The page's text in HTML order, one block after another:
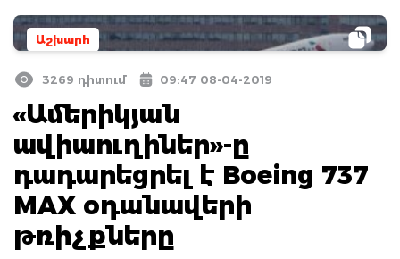
Աշխարհ
3269 դիտում 09:47 08-04-2019
«Ամերիկյան
ավիաուղիներ»-ը
դադարեցրել է Boeing 737
MAX օդանավերի
թռիչքները